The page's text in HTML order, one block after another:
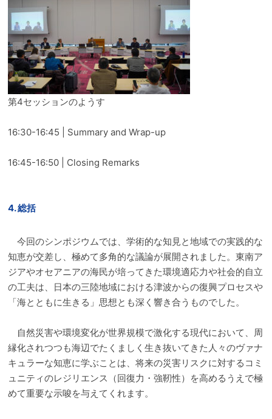
第4セッションのようす
16:30-16:45 | Summary and Wrap-up
16:45-16:50 | Closing Remarks
4. 総括
今回のシンポジウムでは、学術的な知見と地域での実践的な
知恵が交差し、極めて多角的な議論が展開されました。東南ア
ジアやオセアニアの海民が培ってきた環境適応力や社会的自立
の工夫は、日本の三陸地域における津波からの復興プロセスや
「海とともに生きる」思想とも深く響き合うものでした。
自然災害や環境変化が世界規模で激化する現代において、周
縁化されつつも海辺でたくましく生き抜いてきた人々のヴァナ
キュラーな知恵に学ぶことは、将来の災害リスクに対するコミ
ュニティのレジリエンス（回復力・強靭性）を高めるうえで極
めて重要な示唆を与えてくれます。